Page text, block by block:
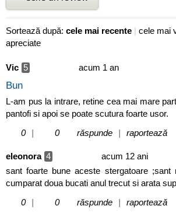
Sortează după: cele mai recente | cele mai
apreciate
Vic 5 acum 1 an
Bun
L-am pus la intrare, retine cea mai mare
pantofi si apoi se poate scutura foarte usor.
0
| 0 răspunde | raportează
eleonora 4
acum 12 ani
sant foarte bune aceste stergatoare ;sant
cumparat doua bucati anul trecut si arata
0
| 0 răspunde | raportează